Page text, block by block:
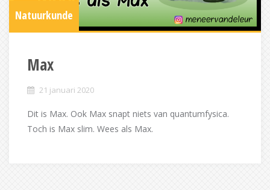
Natuurkunde
Max
21 januari 2020
Dit is Max. Ook Max snapt niets van quantumfysica.
Toch is Max slim. Wees als Max.